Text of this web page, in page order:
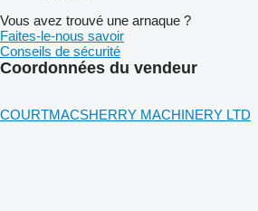
Vous avez trouvé une arnaque ?
Faites-le-nous savoir
Conseils de sécurité
Coordonnées du vendeur
COURTMACSHERRY MACHINERY LTD